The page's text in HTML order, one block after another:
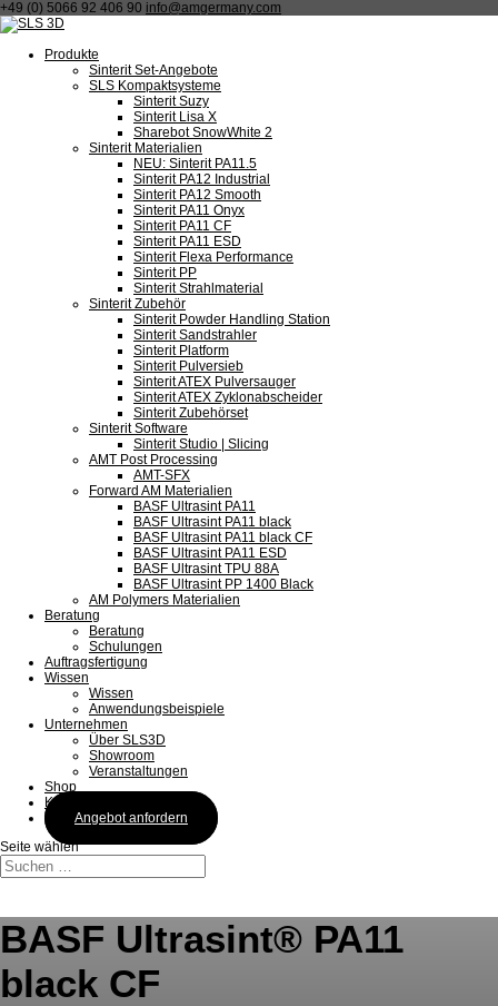
+49 (0) 5066 92 406 90 info@amgermany.com
Produkte
Sinterit Set-Angebote
SLS Kompaktsysteme
Sinterit Suzy
Sinterit Lisa X
Sharebot SnowWhite 2
Sinterit Materialien
NEU: Sinterit PA11.5
Sinterit PA12 Industrial
Sinterit PA12 Smooth
Sinterit PA11 Onyx
Sinterit PA11 CF
Sinterit PA11 ESD
Sinterit Flexa Performance
Sinterit PP
Sinterit Strahlmaterial
Sinterit Zubehör
Sinterit Powder Handling Station
Sinterit Sandstrahler
Sinterit Platform
Sinterit Pulversieb
Sinterit ATEX Pulversauger
Sinterit ATEX Zyklonabscheider
Sinterit Zubehörset
Sinterit Software
Sinterit Studio | Slicing
AMT Post Processing
AMT-SFX
Forward AM Materialien
BASF Ultrasint PA11
BASF Ultrasint PA11 black
BASF Ultrasint PA11 black CF
BASF Ultrasint PA11 ESD
BASF Ultrasint TPU 88A
BASF Ultrasint PP 1400 Black
AM Polymers Materialien
Beratung
Beratung
Schulungen
Auftragsfertigung
Wissen
Wissen
Anwendungsbeispiele
Unternehmen
Über SLS3D
Showroom
Veranstaltungen
Shop
Kontakt
Angebot anfordern
Seite wählen
BASF Ultrasint® PA11
black CF